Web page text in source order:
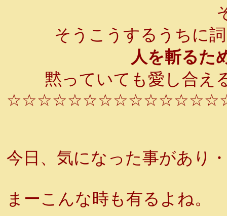
そうこうするうちに詞
人を斬るた
黙っていても愛し合え
今日、気になった事があり
まーこんな時も有るよね。